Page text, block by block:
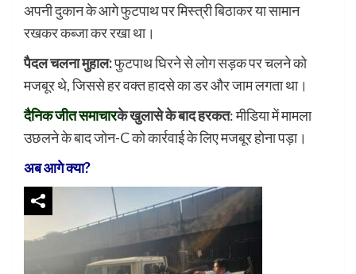
अपनी दुकान के आगे फुटपाथ पर मिस्त्री बिठाकर या सामान
रखकर कब्जा कर रखा था।
पैदल चलना मुहाल:फुटपाथ घिरने से लोग सड़क पर चलने को
मजबूर थे, जिससे हर वक्त हादसे का डर और जाम लगता था।
दैनिक जीत समाचारके खुलासे के बाद हरकत: मीडिया में मामला
उछलने के बाद जोन-C को कार्रवाई के लिए मजबूर होना पड़ा।
अब आगे क्या?